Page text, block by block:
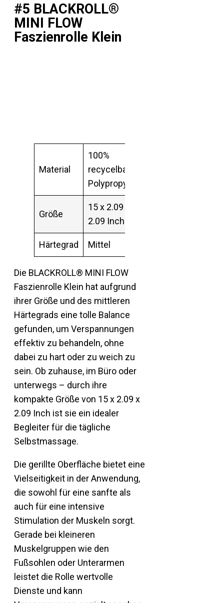
#5 BLACKROLL®
MINI FLOW
Faszienrolle Klein
Material
100%
recycelbares
Polypropylen
Größe
15 x 2.09 x
2.09 Inch
Härtegrad Mittel
Die BLACKROLL® MINI FLOW
Faszienrolle Klein hat aufgrund
ihrer Größe und des mittleren
Härtegrads eine tolle Balance
gefunden, um Verspannungen
effektiv zu behandeln, ohne
dabei zu hart oder zu weich zu
sein. Ob zuhause, im Büro oder
unterwegs – durch ihre
kompakte Größe von 15 x 2.09 x
2.09 Inch ist sie ein idealer
Begleiter für die tägliche
Selbstmassage.
Die gerillte Oberfläche bietet eine
Vielseitigkeit in der Anwendung,
die sowohl für eine sanfte als
auch für eine intensive
Stimulation der Muskeln sorgt.
Gerade bei kleineren
Muskelgruppen wie den
Fußsohlen oder Unterarmen
leistet die Rolle wertvolle
Dienste und kann